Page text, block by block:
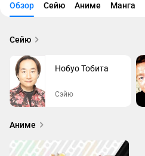
Обзор Сейю Аниме Манга
Сейю
Нобуо Тобита
Сэйю
Аниме